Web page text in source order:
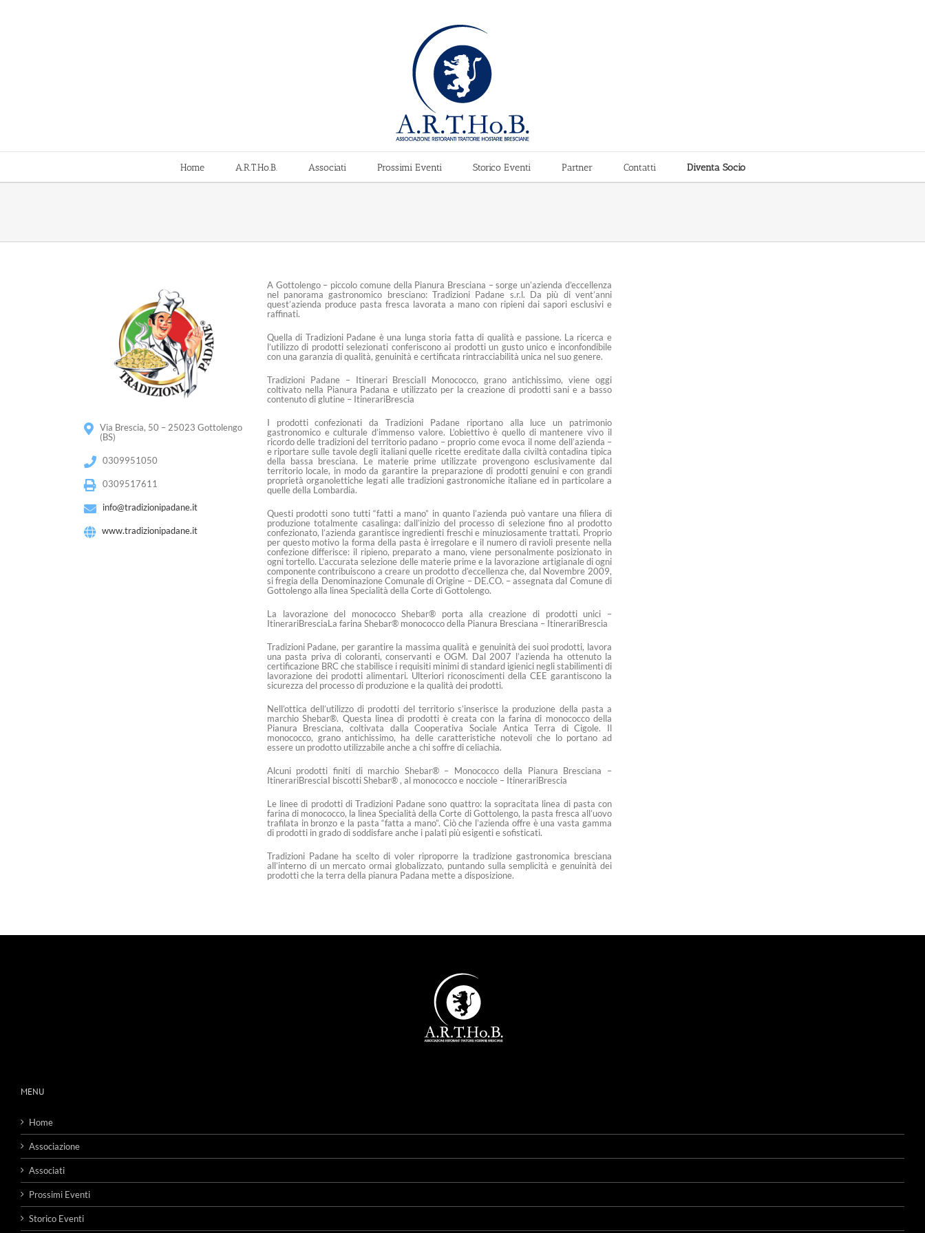
Home A.R.T.Ho.B. Associati Prossimi Eventi Storico Eventi Partner Contatti Diventa Socio
Via Brescia, 50 – 25023 Gottolengo
(BS)
0309951050
0309517611
info@tradizionipadane.it
www.tradizionipadane.it
A Gottolengo – piccolo comune della Pianura Bresciana – sorge un’azienda d’eccellenza
nel panorama gastronomico bresciano: Tradizioni Padane s.r.l. Da più di vent’anni
quest’azienda produce pasta fresca lavorata a mano con ripieni dai sapori esclusivi e
raffinati.
Quella di Tradizioni Padane è una lunga storia fatta di qualità e passione. La ricerca e
l’utilizzo di prodotti selezionati conferiscono ai prodotti un gusto unico e inconfondibile
con una garanzia di qualità, genuinità e certificata rintracciabilità unica nel suo genere.
Tradizioni Padane – Itinerari BresciaIl Monococco, grano antichissimo, viene oggi
coltivato nella Pianura Padana e utilizzato per la creazione di prodotti sani e a basso
contenuto di glutine – ItinerariBrescia
I prodotti confezionati da Tradizioni Padane riportano alla luce un patrimonio
gastronomico e culturale d’immenso valore. L’obiettivo è quello di mantenere vivo il
ricordo delle tradizioni del territorio padano – proprio come evoca il nome dell’azienda –
e riportare sulle tavole degli italiani quelle ricette ereditate dalla civiltà contadina tipica
della bassa bresciana. Le materie prime utilizzate provengono esclusivamente dal
territorio locale, in modo da garantire la preparazione di prodotti genuini e con grandi
proprietà organolettiche legati alle tradizioni gastronomiche italiane ed in particolare a
quelle della Lombardia.
Questi prodotti sono tutti “fatti a mano” in quanto l’azienda può vantare una filiera di
produzione totalmente casalinga: dall’inizio del processo di selezione fino al prodotto
confezionato, l’azienda garantisce ingredienti freschi e minuziosamente trattati. Proprio
per questo motivo la forma della pasta è irregolare e il numero di ravioli presente nella
confezione differisce: il ripieno, preparato a mano, viene personalmente posizionato in
ogni tortello. L’accurata selezione delle materie prime e la lavorazione artigianale di ogni
componente contribuiscono a creare un prodotto d’eccellenza che, dal Novembre 2009,
si fregia della Denominazione Comunale di Origine – DE.CO. – assegnata dal Comune di
Gottolengo alla linea Specialità della Corte di Gottolengo.
La lavorazione del monococco Shebar® porta alla creazione di prodotti unici –
ItinerariBresciaLa farina Shebar® monococco della Pianura Bresciana – ItinerariBrescia
Tradizioni Padane, per garantire la massima qualità e genuinità dei suoi prodotti, lavora
una pasta priva di coloranti, conservanti e OGM. Dal 2007 l’azienda ha ottenuto la
certificazione BRC che stabilisce i requisiti minimi di standard igienici negli stabilimenti di
lavorazione dei prodotti alimentari. Ulteriori riconoscimenti della CEE garantiscono la
sicurezza del processo di produzione e la qualità dei prodotti.
Nell’ottica dell’utilizzo di prodotti del territorio s’inserisce la produzione della pasta a
marchio Shebar®. Questa linea di prodotti è creata con la farina di monococco della
Pianura Bresciana, coltivata dalla Cooperativa Sociale Antica Terra di Cigole. Il
monococco, grano antichissimo, ha delle caratteristiche notevoli che lo portano ad
essere un prodotto utilizzabile anche a chi soffre di celiachia.
Alcuni prodotti finiti di marchio Shebar® – Monococco della Pianura Bresciana –
ItinerariBresciaI biscotti Shebar® , al monococco e nocciole – ItinerariBrescia
Le linee di prodotti di Tradizioni Padane sono quattro: la sopracitata linea di pasta con
farina di monococco, la linea Specialità della Corte di Gottolengo, la pasta fresca all’uovo
trafilata in bronzo e la pasta “fatta a mano”. Ciò che l’azienda offre è una vasta gamma
di prodotti in grado di soddisfare anche i palati più esigenti e sofisticati.
Tradizioni Padane ha scelto di voler riproporre la tradizione gastronomica bresciana
all’interno di un mercato ormai globalizzato, puntando sulla semplicità e genuinità dei
prodotti che la terra della pianura Padana mette a disposizione.
MENU
Home
Associazione
Associati
Prossimi Eventi
Storico Eventi